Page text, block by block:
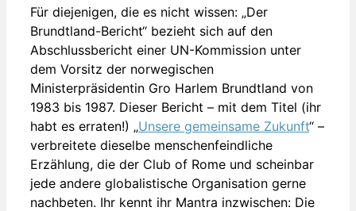
Für diejenigen, die es nicht wissen: „Der
Brundtland-Bericht“ bezieht sich auf den
Abschlussbericht einer UN-Kommission unter
dem Vorsitz der norwegischen
Ministerpräsidentin Gro Harlem Brundtland von
1983 bis 1987. Dieser Bericht – mit dem Titel (ihr
habt es erraten!) „Unsere gemeinsame Zukunft“ –
verbreitete dieselbe menschenfeindliche
Erzählung, die der Club of Rome und scheinbar
jede andere globalistische Organisation gerne
nachbeten. Ihr kennt ihr Mantra inzwischen: Die